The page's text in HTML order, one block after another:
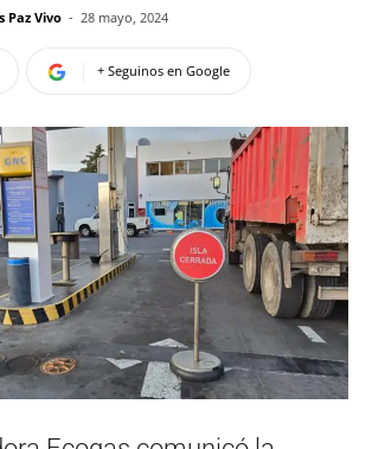
Paz Vivo - 28 mayo, 2024
+ Seguinos en Google